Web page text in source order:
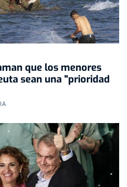
que los menores
sean una "prioridad